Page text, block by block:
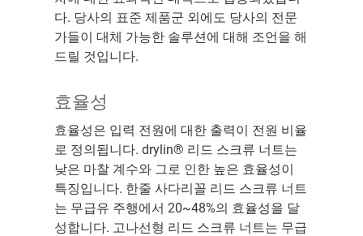
다. 당사의 표준 제품군 외에도 당사의 전문
가들이 대체 가능한 솔루션에 대해 조언을 해
드릴 것입니다.
효율성
효율성은 입력 전원에 대한 출력이 전원 비율
로 정의됩니다. drylin® 리드 스크류 너트는
낮은 마찰 계수와 그로 인한 높은 효율성이
특징입니다. 한줄 사다리꼴 리드 스크류 너트
는 무급유 주행에서 20~48%의 효율성을 달
성합니다. 고나선형 리드 스크류 너트는 무급